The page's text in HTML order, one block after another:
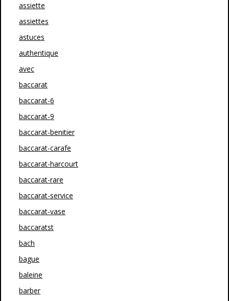
assiette
assiettes
astuces
authentique
avec
baccarat
baccarat-6
baccarat-9
baccarat-benitier
baccarat-carafe
baccarat-harcourt
baccarat-rare
baccarat-service
baccarat-vase
baccaratst
bach
bague
baleine
barber